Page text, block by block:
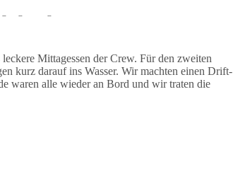
einige Muränen und eine Schildkröte.
Mittagessen der Crew. Für den zweiten
kurz darauf ins Wasser. Wir machten einen Drift-
waren alle wieder an Bord und wir traten die